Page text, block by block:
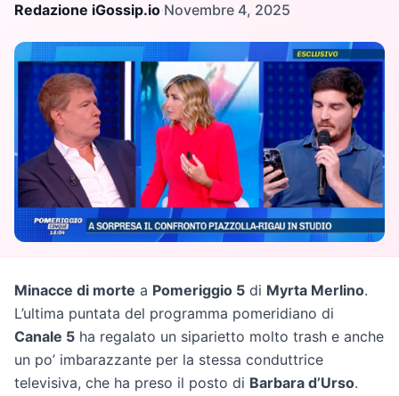
Redazione iGossip.io·Novembre 4, 2025
Minacce di morte a Pomeriggio 5 di Myrta Merlino.
L’ultima puntata del programma pomeridiano di
Canale 5 ha regalato un siparietto molto trash e anche
un po’ imbarazzante per la stessa conduttrice
televisiva, che ha preso il posto di Barbara d’Urso.